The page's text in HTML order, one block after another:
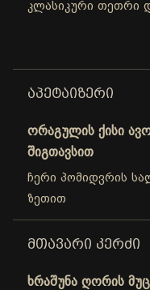
კლასიკური თეთრი
ᲐᲞᲔᲢᲐᲘᲖᲔᲠᲘ
ორაგულის ქისი
შიგთავსით
ჩერი პომიდვრის
ზეთით
ᲛᲗᲐᲕᲐᲠᲘ ᲙᲔᲠᲫᲘ
ხრაშუნა ღორის